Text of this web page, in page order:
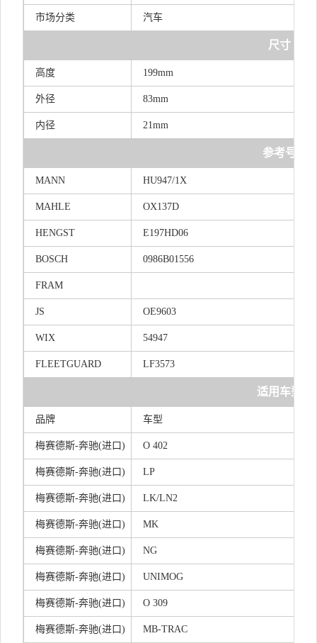
市场分类 汽车
尺寸
高度 199mm
外径 83mm
内径 21mm
参考号
MANN HU947/1X
MAHLE OX137D
HENGST E197HD06
BOSCH 0986B01556
FRAM
JS OE9603
WIX 54947
FLEETGUARD LF3573
适用车型
品牌 车型
梅赛德斯-奔驰(进口) O 402
梅赛德斯-奔驰(进口) LP
梅赛德斯-奔驰(进口) LK/LN2
梅赛德斯-奔驰(进口) MK
梅赛德斯-奔驰(进口) NG
梅赛德斯-奔驰(进口) UNIMOG
梅赛德斯-奔驰(进口) O 309
梅赛德斯-奔驰(进口) MB-TRAC